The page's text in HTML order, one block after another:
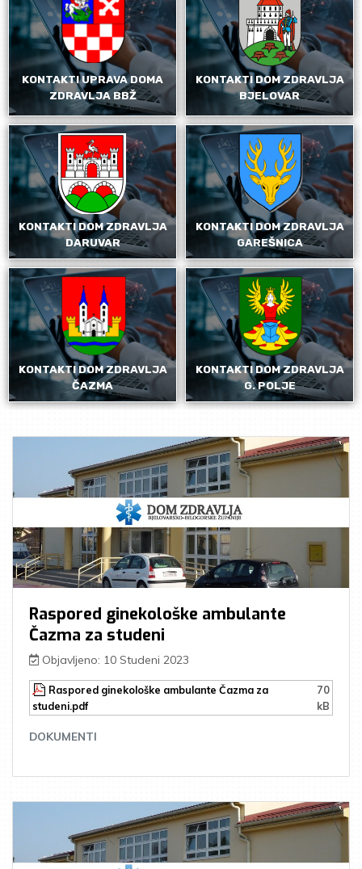
KONTAKTI UPRAVA DOMA
ZDRAVLJA BBŽ
KONTAKTI DOM ZDRAVLJA
BJELOVAR
KONTAKTI DOM ZDRAVLJA
DARUVAR
KONTAKTI DOM ZDRAVLJA
GAREŠNICA
KONTAKTI DOM ZDRAVLJA
ČAZMA
KONTAKTI DOM ZDRAVLJA
G. POLJE
Raspored ginekološke ambulante
Čazma za studeni
Objavljeno: 10 Studeni 2023
DOKUMENTI
Raspored ginekološke ambulante Čazma za
studeni.pdf
70
kB